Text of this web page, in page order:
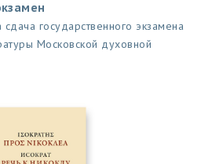
государственного экзамена
Московской духовной